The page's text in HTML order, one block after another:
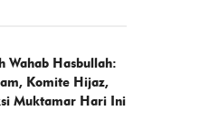
Wahab Hasbullah:
Komite Hijaz,
Muktamar Hari Ini